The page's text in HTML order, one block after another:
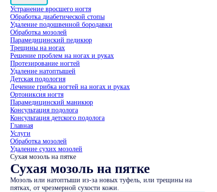
Устранение вросшего ногтя
Обработка диабетической стопы
Удаление подошвенной бородавки
Обработка мозолей
Парамедицинский педикюр
Трещины на ногах
Решение проблем на ногах и руках
Протезирование ногтей
Удаление натоптышей
Детская подология
Лечение грибка ногтей на ногах и руках
Ортониксия ногтя
Парамедицинский маникюр
Консультация подолога
Консультация детского подолога
Главная
Услуги
Обработка мозолей
Удаление сухих мозолей
Сухая мозоль на пятке
Сухая мозоль на пятке
Мозоль или натоптыши из-за новых туфель, или трещины на
пятках, от чрезмерной сухости кожи.